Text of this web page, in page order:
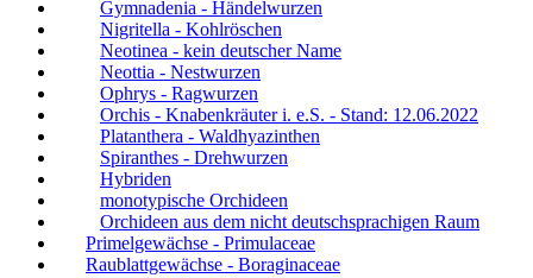
Gymnadenia - Händelwurzen
Nigritella - Kohlröschen
Neotinea - kein deutscher Name
Neottia - Nestwurzen
Ophrys - Ragwurzen
Orchis - Knabenkräuter i. e.S. - Stand: 12.06.2022
Platanthera - Waldhyazinthen
Spiranthes - Drehwurzen
Hybriden
monotypische Orchideen
Orchideen aus dem nicht deutschsprachigen Raum
Primelgewächse - Primulaceae
Raublattgewächse - Boraginaceae